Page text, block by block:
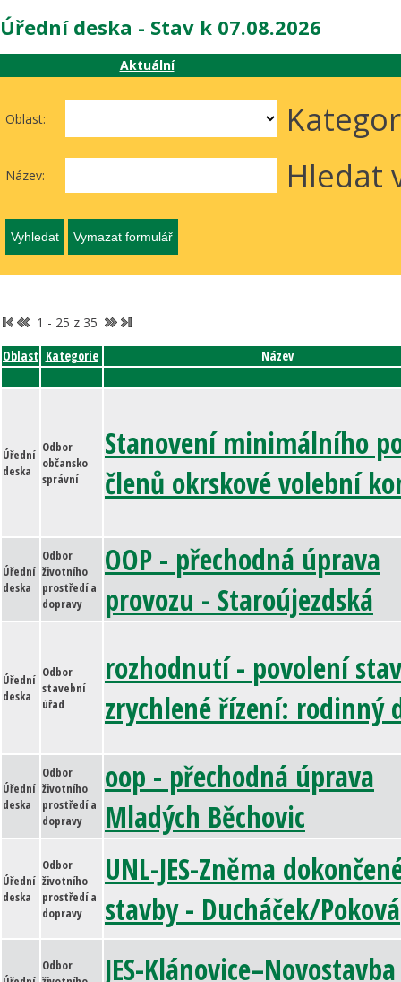
Úřední deska - Stav k 07.08.2026
Aktuální
Oblast:
Název: Hledat
1 - 25 z 35
Oblast Kategorie Název
Úřední
deska
Odbor
občansko
správní
Stanovení minimálního
členů okrskové volební
Úřední
deska
Odbor
životního
prostředí a
dopravy
OOP - přechodná úprava
provozu - Staroújezdská
Úřední
deska
Odbor
stavební
úřad
rozhodnutí - povolení
zrychlené řízení: rodinný
Úřední
deska
Odbor
životního
prostředí a
dopravy
oop - přechodná úprava
Mladých Běchovic
Úřední
deska
Odbor
životního
prostředí a
dopravy
UNL-JES-Zněma
stavby - Ducháček/Poková
Odbor
JES-